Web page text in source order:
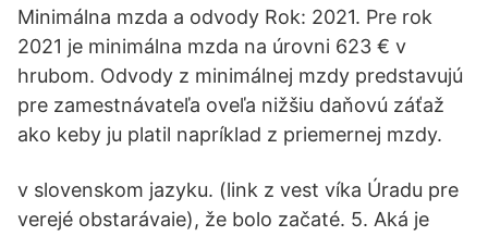
Minimálna mzda a odvody Rok: 2021. Pre rok
2021 je minimálna mzda na úrovni 623 € v
hrubom. Odvody z minimálnej mzdy predstavujú
pre zamestnávateľa oveľa nižšiu daňovú záťaž
ako keby ju platil napríklad z priemernej mzdy.
v slovenskom jazyku. (link z vest víka Úradu pre
verejé obstarávaie), že bolo začaté. 5. Aká je